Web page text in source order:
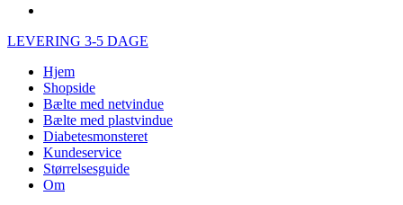
Close
LEVERING 3-5 DAGE
Hjem
Shopside
Bælte med netvindue
Bælte med plastvindue
Diabetesmonsteret
Kundeservice
Størrelsesguide
Om